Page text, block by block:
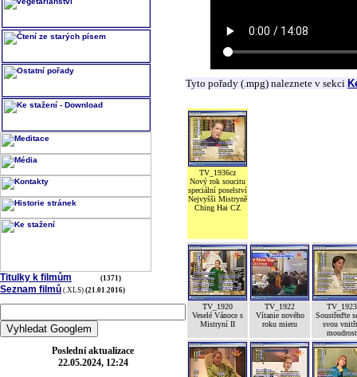
Titulky k filmům (1371)
Seznam filmů (.XLS) (21.01.2016)
Poslední aktualizace
22.05.2024, 12:24
Tyto pořady (.mpg) naleznete v sekci
TV_1936cz
Nový rok soucitu
speciální poselství
Nejvyšši Mistryně
Ching Hai CZ
TV_1920
Veselé Vánoce s
Mistryní II
TV_1922
Vítanie nového
roku mieru
TV_1923
Soustřeďte
svou
moudrost